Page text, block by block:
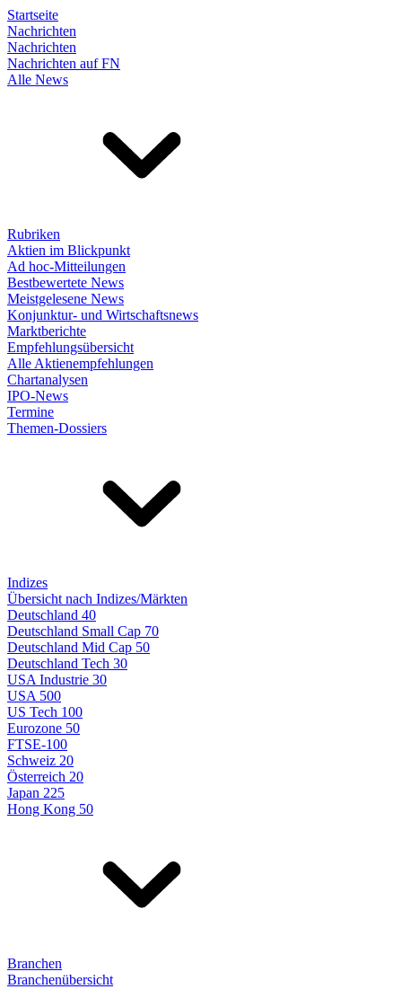
Startseite
Nachrichten
Nachrichten
Nachrichten auf FN
Alle News
Rubriken
Aktien im Blickpunkt
Ad hoc-Mitteilungen
Bestbewertete News
Meistgelesene News
Konjunktur- und Wirtschaftsnews
Marktberichte
Empfehlungsübersicht
Alle Aktienempfehlungen
Chartanalysen
IPO-News
Termine
Themen-Dossiers
Indizes
Übersicht nach Indizes/Märkten
Deutschland 40
Deutschland Small Cap 70
Deutschland Mid Cap 50
Deutschland Tech 30
USA Industrie 30
USA 500
US Tech 100
Eurozone 50
FTSE-100
Schweiz 20
Österreich 20
Japan 225
Hong Kong 50
Branchen
Branchenübersicht